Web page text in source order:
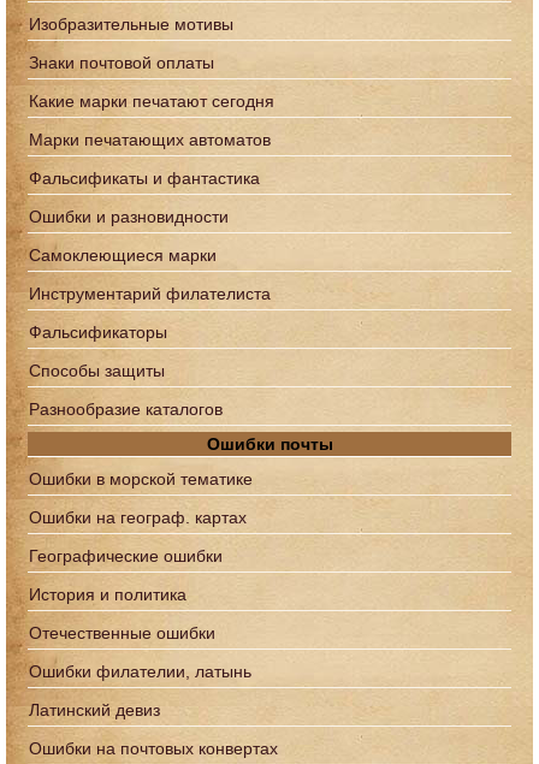
Изобразительные мотивы
Знаки почтовой оплаты
Какие марки печатают сегодня
Марки печатающих автоматов
Фальсификаты и фантастика
Ошибки и разновидности
Самоклеющиеся марки
Инструментарий филателиста
Фальсификаторы
Способы защиты
Разнообразие каталогов
Ошибки почты
Ошибки в морской тематике
Ошибки на географ. картах
Географические ошибки
История и политика
Отечественные ошибки
Ошибки филателии, латынь
Латинский девиз
Ошибки на почтовых конвертах